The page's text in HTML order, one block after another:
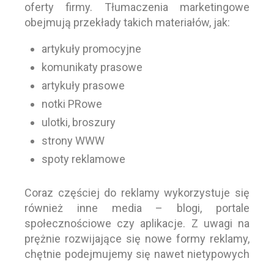
oferty firmy. Tłumaczenia marketingowe
obejmują przekłady takich materiałów, jak:
artykuły promocyjne
komunikaty prasowe
artykuły prasowe
notki PRowe
ulotki, broszury
strony WWW
spoty reklamowe
Coraz częściej do reklamy wykorzystuje się
również inne media – blogi, portale
społecznościowe czy aplikacje. Z uwagi na
prężnie rozwijające się nowe formy reklamy,
chętnie podejmujemy się nawet nietypowych